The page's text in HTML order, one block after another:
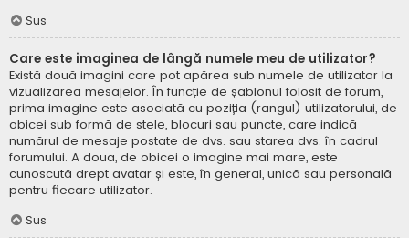
Sus
Care este imaginea de lângă numele meu de utilizator?
Există două imagini care pot apărea sub numele de utilizator la
vizualizarea mesajelor. În funcție de șablonul folosit de forum,
prima imagine este asociată cu poziția (rangul) utilizatorului, de
obicei sub formă de stele, blocuri sau puncte, care indică
numărul de mesaje postate de dvs. sau starea dvs. în cadrul
forumului. A doua, de obicei o imagine mai mare, este
cunoscută drept avatar și este, în general, unică sau personală
pentru fiecare utilizator.
Sus